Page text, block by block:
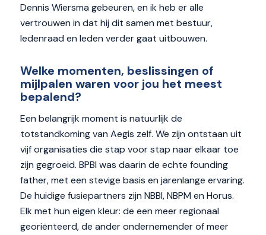
Dennis Wiersma gebeuren, en ik heb er alle
vertrouwen in dat hij dit samen met bestuur,
ledenraad en leden verder gaat uitbouwen.
Welke momenten, beslissingen of
mijlpalen waren voor jou het meest
bepalend?
Een belangrijk moment is natuurlijk de
totstandkoming van Aegis zelf. We zijn ontstaan uit
vijf organisaties die stap voor stap naar elkaar toe
zijn gegroeid. BPBI was daarin de echte founding
father, met een stevige basis en jarenlange ervaring.
De huidige fusiepartners zijn NBBI, NBPM en Horus.
Elk met hun eigen kleur: de een meer regionaal
georiënteerd, de ander ondernemender of meer